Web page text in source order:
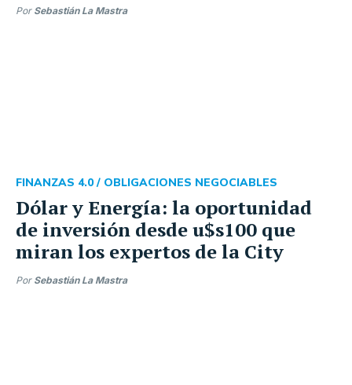
Por Sebastián La Mastra
Dólar y Energía: la oportunidad
de inversión desde u$s100 que
miran los expertos de la City
FINANZAS 4.0 / OBLIGACIONES NEGOCIABLES
Por Sebastián La Mastra